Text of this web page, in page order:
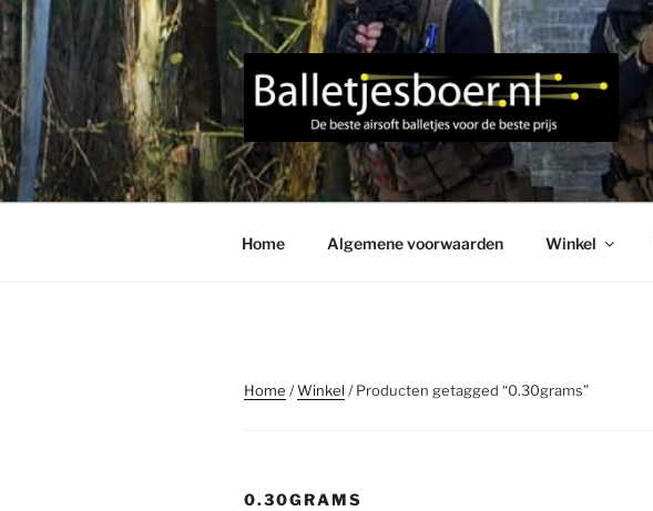
Ga
naar
de
inhoud
Home Algemene voorwaarden Winkel
Home /Winkel/ Producten getagged “0.30grams”
0.30GRAMS